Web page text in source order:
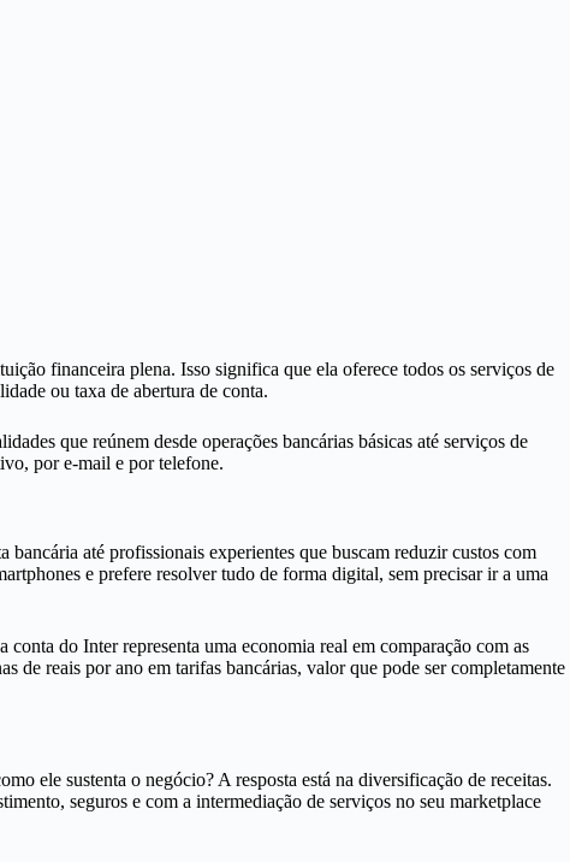
financeira plena. Isso significa que ela oferece todos os serviços de
ou taxa de abertura de conta.
que reúnem desde operações bancárias básicas até serviços de
por e-mail e por telefone.
até profissionais experientes que buscam reduzir custos com
e prefere resolver tudo de forma digital, sem precisar ir a uma
do Inter representa uma economia real em comparação com as
de reais por ano em tarifas bancárias, valor que pode ser completamente
ele sustenta o negócio? A resposta está na diversificação de receitas.
seguros e com a intermediação de serviços no seu marketplace